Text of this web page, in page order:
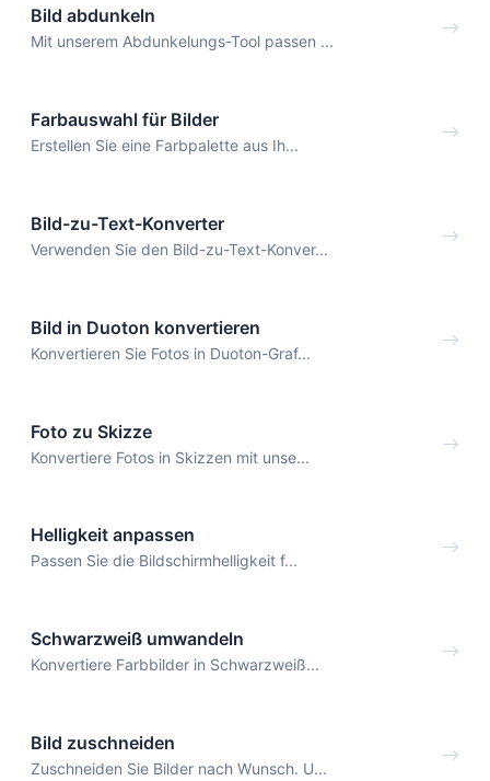
Bild abdunkeln
Mit unserem Abdunkelungs-Tool passen ...
Farbauswahl für Bilder
Erstellen Sie eine Farbpalette aus Ih...
Bild-zu-Text-Konverter
Verwenden Sie den Bild-zu-Text-Konver...
Bild in Duoton konvertieren
Konvertieren Sie Fotos in Duoton-Graf...
Foto zu Skizze
Konvertiere Fotos in Skizzen mit unse...
Helligkeit anpassen
Passen Sie die Bildschirmhelligkeit f...
Schwarzweiß umwandeln
Konvertiere Farbbilder in Schwarzweiß...
Bild zuschneiden
Zuschneiden Sie Bilder nach Wunsch. U...